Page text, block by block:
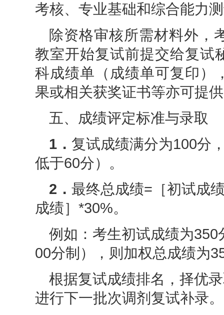
考核、专业基础和综合能力
除资格审核所需材料外，
教室开始复试前提交给复试
科成绩单（成绩单可复印）
果或相关获奖证书等亦可提
五、成绩评定标准与录取
1． 复试成绩满分为100分
低于60分）。
2． 最终总成绩=［初试成
成绩］*30%。
例如：考生初试成绩为
00分制），则加权总成绩为
根据复试成绩排名，择优
进行下一批次调剂复试补录。